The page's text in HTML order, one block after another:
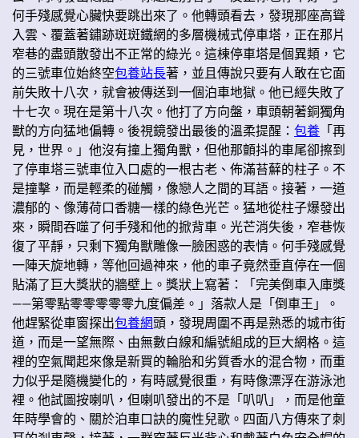
何手殘感覺心臟快要跳出來了。他轉頭看去，發現那座高聳
入雲、覆蓋著鏽跡斑斑鐵網的多層機械式停車塔，正在那片
窄巷的盡頭散發出不正常的綠光。這棟停車塔是個異類，它
的三號車位始終空包養站長著，並且傳說只要有人敢在它面
前失敗十八次，就會被傳送到一個泊車地獄。他已經失敗了
十七次。現在是第十八次。他打了方向盤，車頭朝著銅獨角
獸的方向猛地偏轉。後視鏡發出最後的溫柔提醒：包養 「再
見，世界。」他沒有撞上獨角獸，但他那顫抖的車尾卻擦到
了停車塔三號車位入口處的一根古老、佈滿苔蘚的柱子。不
是撞擊，而是輕柔的碰觸，像戀人之間的耳語。接著，一道
濃郁的、像薄荷口香糖一樣的綠色光芒。猛地從柱子爆發出
來，瞬間吞噬了何手殘和他的掀背車。光芒消失後，窄巷恢
復了平靜，只剩下獨角獸雕像一臉困惑的表情。何手殘感覺
一陣天旋地轉，等他回過神來，他的車子竟然垂直停在一個
貼滿了巨大獎狀的牆壁上。獎狀上寫著：「完美倒車入庫獎
——第零點零零零零零九度偏差。」落款人是「倒車王」。
他趕緊從車窗探出包養網頭，發現周圍不再是熟悉的城市街
道，而是一望無際、由無數白線和編號組成的巨大網格。這
裡的空氣聞起來像是新買的輪胎和劣質香水的混合物，而重
力似乎是隨機變化的，有時感覺很重，有時像漂浮在游泳池
裡。他試圖按喇叭，但喇叭發出的不是「叭叭」，而是他童
年時學會的、關於泊車口訣的魔性兒歌。四面八方傳來了刺